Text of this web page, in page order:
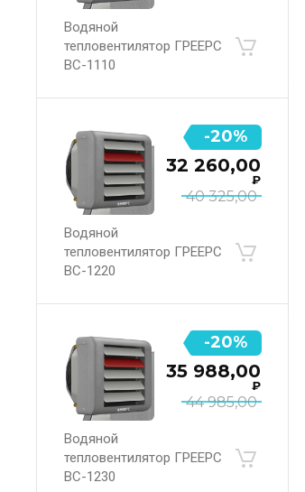
Водяной
тепловентилятор ГРЕЕРС
ВС-1110
40 325,00
32 260,00
₽
Водяной
тепловентилятор ГРЕЕРС
ВС-1220
-20%
44 985,00
35 988,00
₽
Водяной
тепловентилятор ГРЕЕРС
ВС-1230
-20%